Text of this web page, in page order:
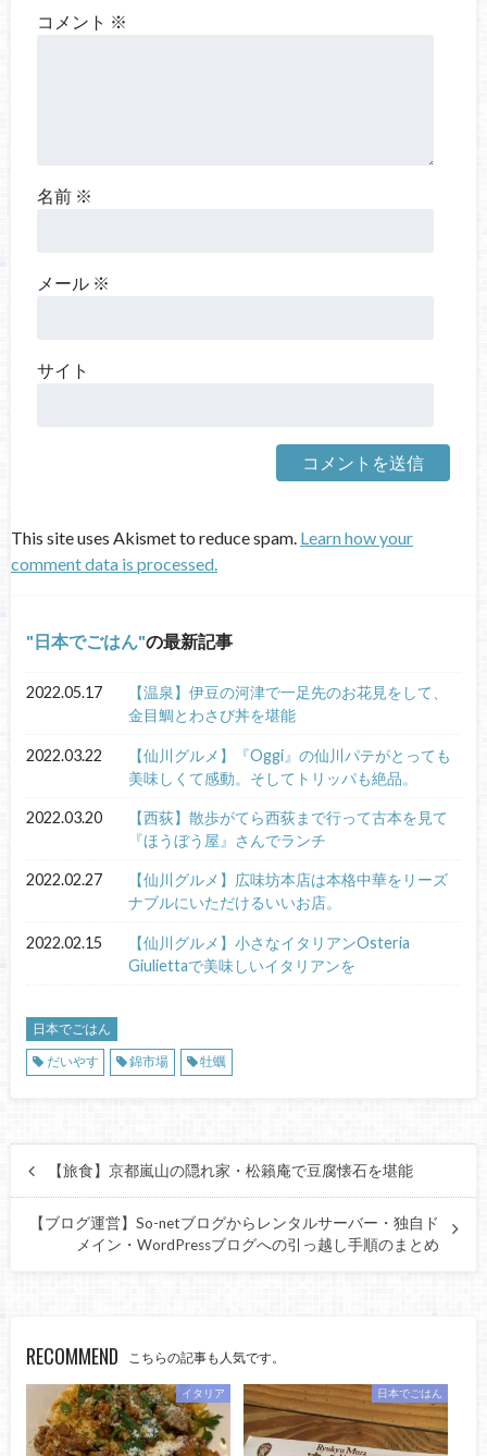
コメント ※
名前 ※
メール ※
サイト
This site uses Akismet to reduce spam. Learn how your
comment data is processed.
日本でごはん の最新記事
2022.05.17
【温泉】伊豆の河津で一足先のお花見をして、
金目鯛とわさび丼を堪能
2022.03.22
【仙川グルメ】『Oggi』の仙川パテがとっても
美味しくて感動。そしてトリッパも絶品。
2022.03.20
【西荻】散歩がてら西荻まで行って古本を見て
『ほうぼう屋』さんでランチ
2022.02.27
【仙川グルメ】広味坊本店は本格中華をリーズ
ナブルにいただけるいいお店。
2022.02.15
【仙川グルメ】小さなイタリアンOsteria
Giuliettaで美味しいイタリアンを
日本でごはん
だいやす
錦市場 牡蠣
【旅食】京都嵐山の隠れ家・松籟庵で豆腐懐石を堪能
【ブログ運営】So-netブログからレンタルサーバー・独自ド
メイン・WordPressブログへの引っ越し手順のまとめ
RECOMMEND こちらの記事も人気です。
イタリア 日本でごはん